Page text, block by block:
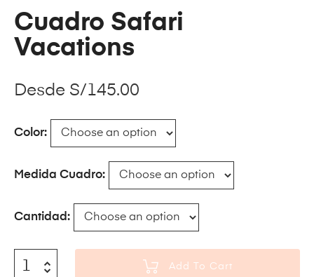
Cuadro Safari
Vacations
Desde S/145.00
Color
Medida Cuadro
Cantidad
Add To Cart